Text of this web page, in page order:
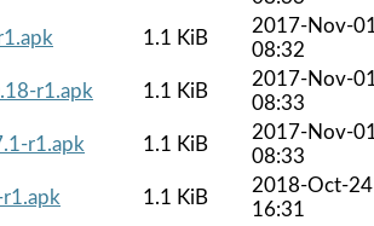
1.1 KiB
2017-Nov-
08:32
r1.apk
1.1 KiB
2017-Nov-
08:33
r1.apk
1.1 KiB
2017-Nov-
08:33
1.1 KiB
2018-Oct-24
16:31